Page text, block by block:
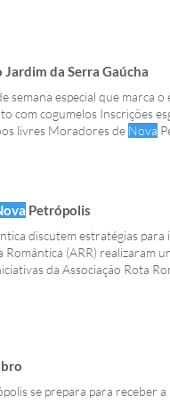
da Serra Gaúcha
semana especial que marca
com cogumelos Inscrições
livres Moradores de Nova
Petrópolis
discutem estratégias
Romântica (ARR) realizaram
da Associação Rota
se prepara para receber